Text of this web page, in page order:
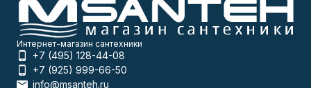
Интернет-магазин сантехники
+7 (495) 128-44-08
+7 (925) 999-66-50
info@msanteh.ru